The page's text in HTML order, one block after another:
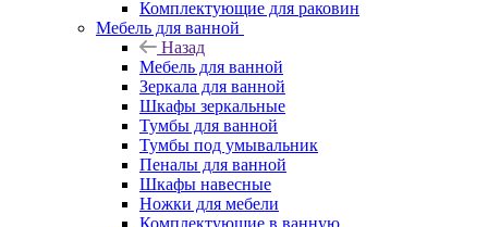
Комплектующие для раковин
Мебель для ванной
Назад
Мебель для ванной
Зеркала для ванной
Шкафы зеркальные
Тумбы для ванной
Тумбы под умывальник
Пеналы для ванной
Шкафы навесные
Ножки для мебели
Комплектующие в ванную